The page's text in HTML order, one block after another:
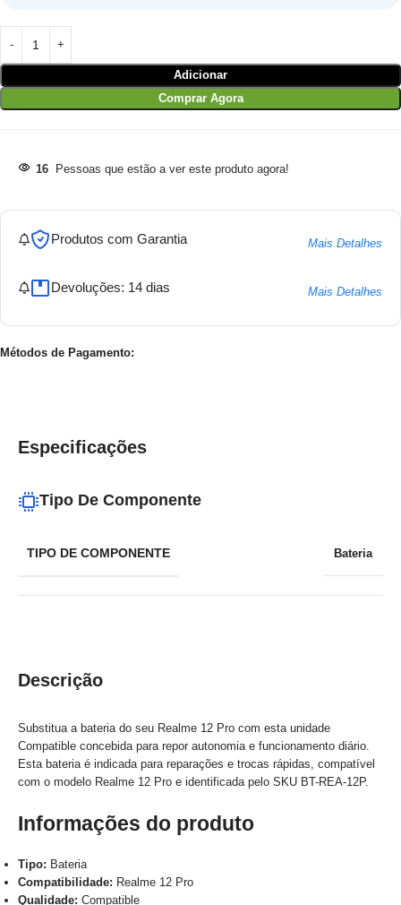
Adicionar
Comprar Agora
16 Pessoas que estão a ver este produto agora!
Produtos com Garantia Mais Detalhes
Devoluções: 14 dias Mais Detalhes
Métodos de Pagamento:
Descrição
Substitua a bateria do seu Realme 12 Pro com esta unidade
Compatible concebida para repor autonomia e funcionamento diário.
Esta bateria é indicada para reparações e trocas rápidas, compatível
com o modelo Realme 12 Pro e identificada pelo SKU BT-REA-12P.
Informações do produto
Tipo: Bateria
Compatibilidade: Realme 12 Pro
Qualidade: Compatible
Especificações
Tipo De Componente
TIPO DE COMPONENTE Bateria